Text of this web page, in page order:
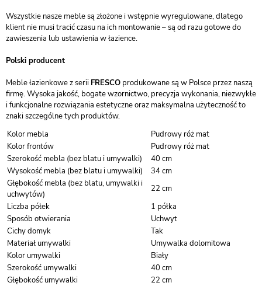
Wszystkie nasze meble są złożone i wstępnie wyregulowane, dlatego
klient nie musi tracić czasu na ich montowanie – są od razu gotowe do
zawieszenia lub ustawienia w łazience.
Polski producent
Meble łazienkowe z serii FRESCO produkowane są w Polsce przez naszą
firmę. Wysoka jakość, bogate wzornictwo, precyzja wykonania, niezwykłe
i funkcjonalne rozwiązania estetyczne oraz maksymalna użyteczność to
znaki szczególne tych produktów.
Kolor mebla
Pudrowy róż mat
Kolor frontów
Pudrowy róż mat
Szerokość mebla (bez blatu i umywalki)
40 cm
Wysokość mebla (bez blatu i umywalki)
34 cm
Głębokość mebla (bez blatu, umywalki i
uchwytów)
22 cm
Liczba półek
1 półka
Sposób otwierania
Uchwyt
Cichy domyk
Tak
Materiał umywalki
Umywalka dolomitowa
Kolor umywalki
Biały
Szerokość umywalki
40 cm
Głębokość umywalki
22 cm